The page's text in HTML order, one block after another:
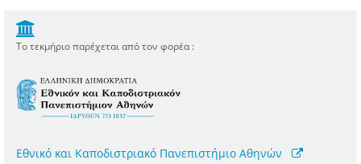
Το τεκμήριο παρέχεται από τον φορέα :
Εθνικό και Καποδιστριακό Πανεπιστήμιο Αθηνών